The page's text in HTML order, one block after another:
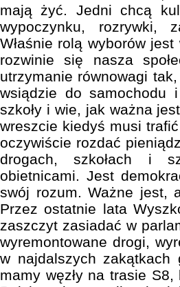
mają żyć. Jedni chcą
wypoczynku, rozrywki,
Właśnie rolą wyborów
rozwinie się nasza
utrzymanie równowagi
wsiądzie do samochodu
szkoły i wie, jak ważna
wreszcie kiedyś musi
oczywiście rozdać
drogach, szkołach i
obietnicami. Jest
swój rozum. Ważne jest,
Przez ostatnie lata
zaszczyt zasiadać w
wyremontowane drogi,
w najdalszych zakątkach
mamy węzły na trasie